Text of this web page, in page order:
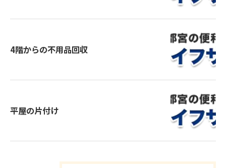
4階からの不用品回収
平屋の片付け